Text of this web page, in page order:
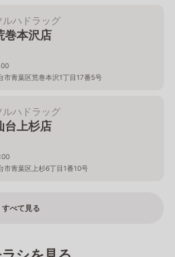
ルハドラッグ
巻本沢店
市青葉区荒巻本沢1丁目17番5号
ルハドラッグ
台上杉店
市青葉区上杉6丁目1番10号
すべて見る